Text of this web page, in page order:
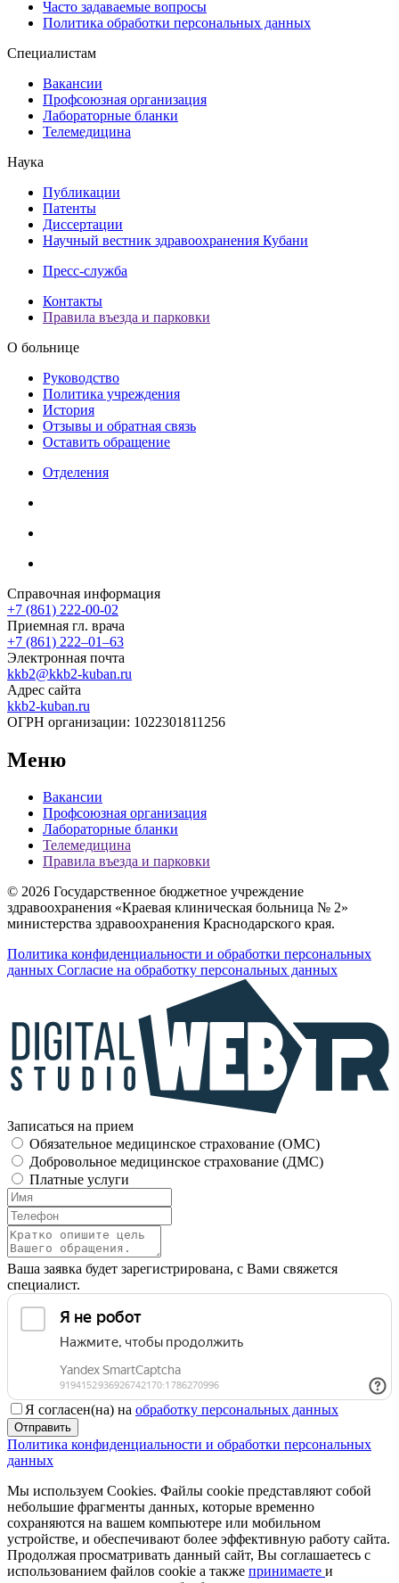
Часто задаваемые вопросы
Политика обработки персональных данных
Специалистам
Вакансии
Профсоюзная организация
Лабораторные бланки
Телемедицина
Наука
Публикации
Патенты
Диссертации
Научный вестник здравоохранения Кубани
Пресс-служба
Контакты
Правила въезда и парковки
О больнице
Руководство
Политика учреждения
История
Отзывы и обратная связь
Оставить обращение
Отделения
Справочная информация
+7 (861) 222-00-02
Приемная гл. врача
+7 (861) 222‒01‒63
Электронная почта
kkb2@kkb2-kuban.ru
Адрес сайта
kkb2-kuban.ru
ОГРН организации: 1022301811256
Меню
Вакансии
Профсоюзная организация
Лабораторные бланки
Телемедицина
Правила въезда и парковки
© 2026 Государственное бюджетное учреждение
здравоохранения «Краевая клиническая больница № 2»
министерства здравоохранения Краснодарского края.
Политика конфиденциальности и обработки персональных
данных Согласие на обработку персональных данных
Записаться на прием
Обязательное медицинское страхование (OMC)
Добровольное медицинское страхование (ДМС)
Платные услуги
Ваша заявка будет зарегистрирована, с Вами свяжется
специалист.
Я согласен(на) на обработку персональных данных
Отправить
Политика конфиденциальности и обработки персональных
данных
Мы используем Cookies. Файлы cookie представляют собой
небольшие фрагменты данных, которые временно
сохраняются на вашем компьютере или мобильном
устройстве, и обеспечивают более эффективную работу сайта.
Продолжая просматривать данный сайт, Вы соглашаетесь с
использованием файлов cookie а также принимаете и